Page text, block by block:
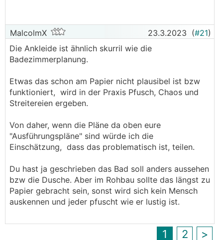
MalcolmX 23.3.2023 (#21)
Die Ankleide ist ähnlich skurril wie die
Badezimmerplanung.
Etwas das schon am Papier nicht plausibel ist bzw
funktioniert, wird in der Praxis Pfusch, Chaos und
Streitereien ergeben.
Von daher, wenn die Pläne da oben eure
"Ausführungspläne" sind würde ich die
Einschätzung, dass das problematisch ist, teilen.
Du hast ja geschrieben das Bad soll anders aussehen
bzw die Dusche. Aber im Rohbau sollte das längst zu
Papier gebracht sein, sonst wird sich kein Mensch
auskennen und jeder pfuscht wie er lustig ist.
1 2 >